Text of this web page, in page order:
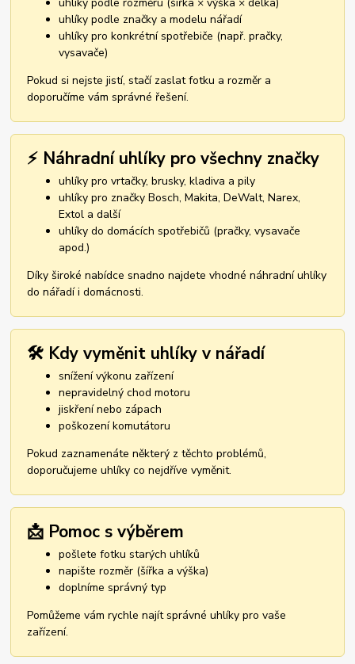
uhlíky podle značky a modelu nářadí
uhlíky pro konkrétní spotřebiče (např. pračky,
vysavače)
Pokud si nejste jistí, stačí zaslat fotku a rozměr a
doporučíme vám správné řešení.
⚡ Náhradní uhlíky pro všechny značky
uhlíky pro vrtačky, brusky, kladiva a pily
uhlíky pro značky Bosch, Makita, DeWalt, Narex,
Extol a další
uhlíky do domácích spotřebičů (pračky, vysavače
apod.)
Díky široké nabídce snadno najdete vhodné náhradní uhlíky
do nářadí i domácnosti.
🛠️ Kdy vyměnit uhlíky v nářadí
snížení výkonu zařízení
nepravidelný chod motoru
jiskření nebo zápach
poškození komutátoru
Pokud zaznamenáte některý z těchto problémů,
doporučujeme uhlíky co nejdříve vyměnit.
📩 Pomoc s výběrem
pošlete fotku starých uhlíků
napište rozměr (šířka a výška)
doplníme správný typ
Pomůžeme vám rychle najít správné uhlíky pro vaše
zařízení.